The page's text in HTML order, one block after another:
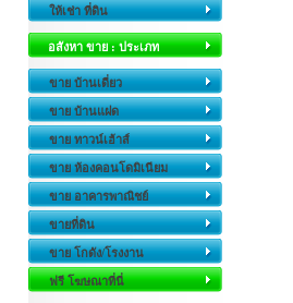
ให้เช่า ที่ดิน
อสังหา ขาย : ประเภท
ขาย บ้านเดี่ยว
ขาย บ้านแฝด
ขาย ทาวน์เฮ้าส์
ขาย ห้องคอนโดมิเนียม
ขาย อาคารพาณิชย์
ขายที่ดิน
ขาย โกดัง/โรงงาน
ฟรี โฆษณาที่นี่